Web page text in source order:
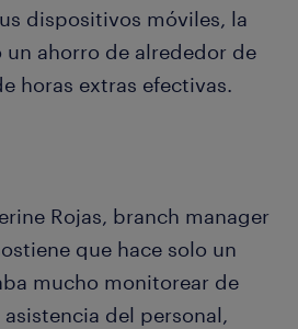
dispositivos móviles, la
ahorro de alrededor de
horas extras efectivas.
Rojas, branch manager
que hace solo un
mucho monitorear de
del personal,